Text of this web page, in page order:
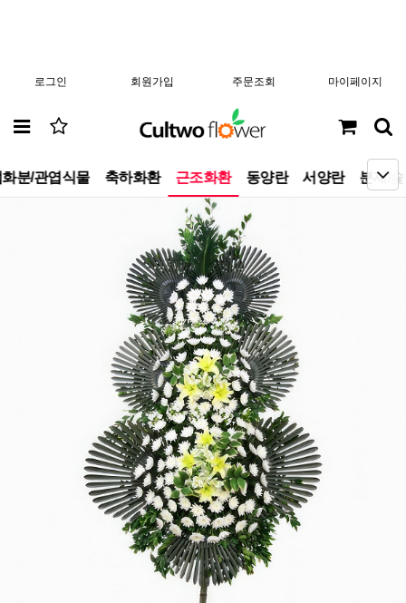
로그인 회원가입 주문조회 마이페이지
분/관엽식물 축하화환 근조화환 동양란 서양란 분재/